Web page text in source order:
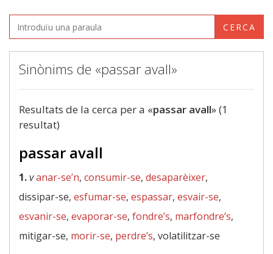
CERCA
Sinònims de «passar avall»
Resultats de la cerca per a «passar avall» (1
resultat)
passar avall
1.vanar-se’n, consumir-se, desaparèixer,
dissipar-se, esfumar-se, espassar, esvair-se,
esvanir-se, evaporar-se, fondre’s, marfondre’s,
mitigar-se, morir-se, perdre’s, volatilitzar-se